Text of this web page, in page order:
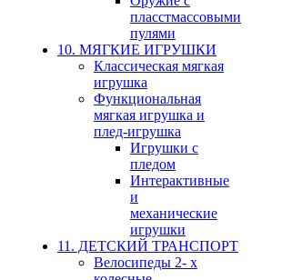
пласстмассовыми
пулями
10. МЯГКИЕ ИГРУШКИ
Классическая мягкая
игрушка
Функциональная
мягкая игрушка и
плед-игрушка
Игрушки с
пледом
Интерактивные
и
механические
игрушки
11. ДЕТСКИЙ ТРАНСПОРТ
Велосипеды 2- х